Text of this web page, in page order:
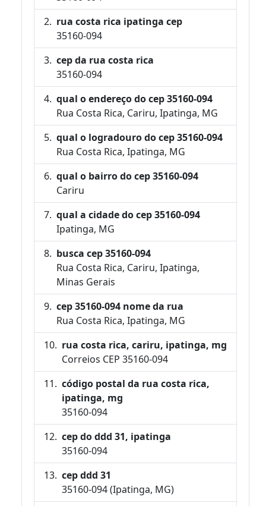
rua costa rica ipatinga cep
35160-094
cep da rua costa rica
35160-094
qual o endereço do cep 35160-094
Rua Costa Rica, Cariru, Ipatinga, MG
qual o logradouro do cep 35160-094
Rua Costa Rica, Ipatinga, MG
qual o bairro do cep 35160-094
Cariru
qual a cidade do cep 35160-094
Ipatinga, MG
busca cep 35160-094
Rua Costa Rica, Cariru, Ipatinga,
Minas Gerais
cep 35160-094 nome da rua
Rua Costa Rica, Ipatinga, MG
rua costa rica, cariru, ipatinga, mg
Correios CEP 35160-094
código postal da rua costa rica,
ipatinga, mg
35160-094
cep do ddd 31, ipatinga
35160-094
cep ddd 31
35160-094 (Ipatinga, MG)